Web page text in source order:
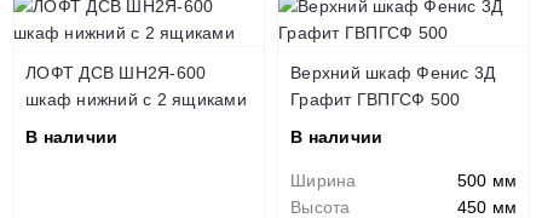
ЛОФТ ДСВ ШН2Я-600
шкаф нижний с 2 ящиками
В наличии
Верхний шкаф Фенис 3Д
Графит ГВПГСФ 500
В наличии
Ширина
500 мм
Высота
450 мм